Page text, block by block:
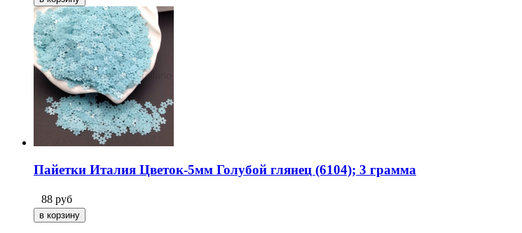
Пайетки Италия Цветок-5мм Голубой глянец (6104); 3 грамма
88 руб